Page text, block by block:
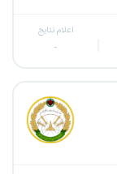
اعلام نتایج
-